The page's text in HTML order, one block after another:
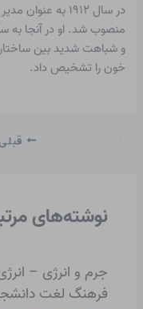
در سال ۱۹۱۲ به
منصوب شد. او در آنجا به
و شباهت شدید بین ساختار
خون را تشخیص داد.
نوشته‌های
جرم و انرژی –
فرهنگ لغت